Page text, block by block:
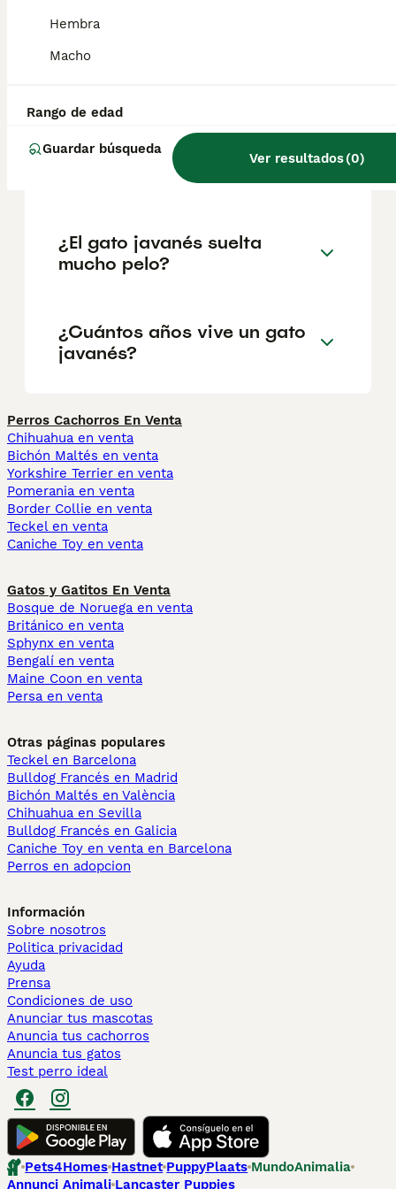
Hembra
Macho
Rango de edad
Guardar búsqueda
Ver resultados(0)
criadores responsables que garanticen la
Informarse bien y comparar opciones antes
¿Cómo es el carácter del
gato javanés?
¿El gato javanés suelta
mucho pelo?
¿Cuántos años vive un gato
javanés?
Perros Cachorros En Venta
Chihuahua en venta
Bichón Maltés en venta
Yorkshire Terrier en venta
Pomerania en venta
Border Collie en venta
Teckel en venta
Caniche Toy en venta
Gatos y Gatitos En Venta
Bosque de Noruega en venta
Británico en venta
Sphynx en venta
Bengalí en venta
Maine Coon en venta
Persa en venta
Otras páginas populares
Teckel en Barcelona
Bulldog Francés en Madrid
Bichón Maltés en València
Chihuahua en Sevilla
Bulldog Francés en Galicia
Caniche Toy en venta en Barcelona
Perros en adopcion
Información
Sobre nosotros
Politica privacidad
Ayuda
Prensa
Condiciones de uso
Anunciar tus mascotas
Anuncia tus cachorros
Anuncia tus gatos
Test perro ideal
Pets4Homes Hastnet PuppyPlaats MundoAnimalia
Annunci Animali Lancaster Puppies